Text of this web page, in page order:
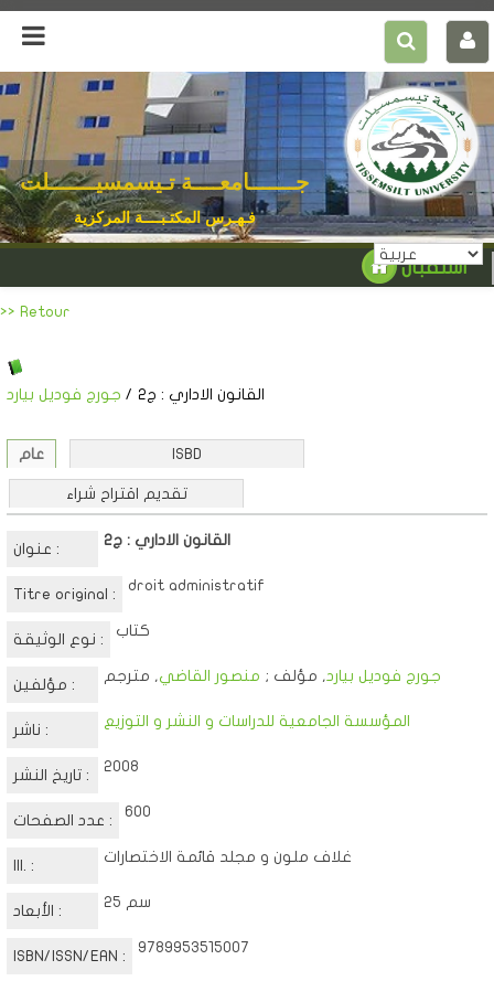
جـــــــامعــــة تـيسمسيـــــــلت
فـهـرس المكتـبــــة المركزية
استقبال
>> Retour
القانون الاداري : ج2 / جورج فوديل بيارد
عام ISBD
تقديم اقتراح شراء
عنوان :
القانون الاداري : ج2
Titre original :
droit administratif
نوع الوثيقة :
كتاب
مؤلفين :
جورج فوديل بيارد, مؤلف ; منصور القاضي, مترجم
ناشر :
المؤسسة الجامعية للدراسات و النشر و التوزيع
تاريخ النشر :
2008
عدد الصفحات :
600
Ill. :
غلاف ملون و مجلد قائمة الاختصارات
الأبعاد :
25 سم
ISBN/ISSN/EAN :
9789953515007